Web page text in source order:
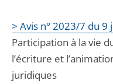
> Avis n° 2023/7 du 9
Participation à la vie
l’écriture et
juridiques